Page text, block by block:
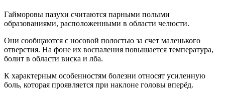
Гайморовы пазухи считаются парными полыми
образованиями, расположенными в области челюсти.
Они сообщаются с носовой полостью за счет маленького
отверстия. На фоне их воспаления повышается температура,
болит в области виска и лба.
К характерным особенностям болезни относят усиленную
боль, которая проявляется при наклоне головы вперёд.